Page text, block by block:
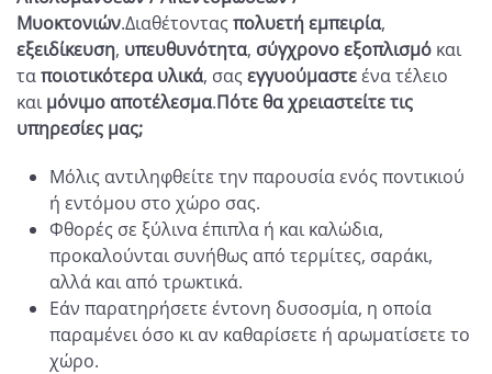
Μυοκτονιών.Διαθέτοντας πολυετή εμπειρία,
εξειδίκευση, υπευθυνότητα, σύγχρονο εξοπλισμό και
ταποιοτικότερα υλικά, σας εγγυούμαστεένα τέλειο
και μόνιμο αποτέλεσμα.Πότε θα χρειαστείτε τις
υπηρεσίες μας;
Μόλις αντιληφθείτε την παρουσία ενός ποντικιού
ή εντόμου στο χώρο σας.
Φθορές σε ξύλινα έπιπλα ή και καλώδια,
προκαλούνται συνήθως από τερμίτες, σαράκι,
αλλά και από τρωκτικά.
Εάν παρατηρήσετε έντονη δυσοσμία, η οποία
παραμένει όσο κι αν καθαρίσετε ή αρωματίσετε το
χώρο.